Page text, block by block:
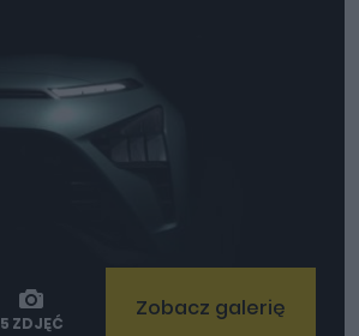
5 ZDJĘĆ
Zobacz galerię